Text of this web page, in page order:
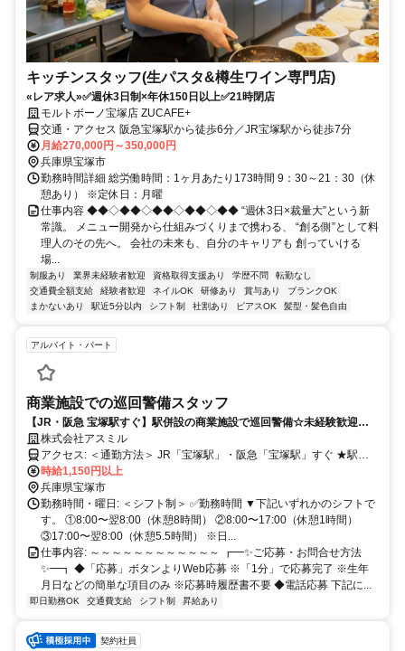
キッチンスタッフ(生パスタ&樽生ワイン専門店)
«レア求人»✅週休3日制×年休150日以上✅21時閉店
モルトボーノ宝塚店 ZUCAFE+
交通・アクセス 阪急宝塚駅から徒歩6分／JR宝塚駅から徒歩7分
月給270,000円～350,000円
兵庫県宝塚市
勤務時間詳細 総労働時間：1ヶ月あたり173時間 9：30～21：30（休
憩あり） ※定休日：月曜
仕事内容 ◆◆◇◆◆◇◆◆◇◆◆◇◆◆ “週休3日×裁量大”という新
常識。 メニュー開発から仕組みづくりまで携わる、 “創る側”として料
理人のその先へ。 会社の未来も、自分のキャリアも 創っていける
場...
制服あり 業界未経験者歓迎 資格取得支援あり 学歴不問
転勤なし
交通費全額支給
経験者歓迎 ネイルOK 研修あり 賞与あり
ブランクOK
まかないあり
駅近5分以内 シフト制 社割あり ピアスOK 髪型・髪色自由
アルバイト・パート
商業施設での巡回警備スタッフ
【JR・阪急 宝塚駅すぐ】駅併設の商業施設で巡回警備☆未経験歓迎・
週3日〜OK！長期で安定勤務◎
株式会社アスミル
アクセス: ＜通勤方法＞ JR「宝塚駅」・阪急「宝塚駅」すぐ ★駅併
設の商業施設で通勤ラクラク ★交通費実費支給
時給1,150円以上
兵庫県宝塚市
勤務時間・曜日: ＜シフト制＞ ✅勤務時間 ▼下記いずれかのシフトで
す。 ①8:00〜翌8:00（休憩8時間） ②8:00〜17:00（休憩1時間）
③17:00〜翌8:00（休憩5.5時間） ※日...
仕事内容: ～～～～～～～～～～～～ ┏━✨ご応募・お問合せ方法
✨━┓ ◆「応募」ボタンよりWeb応募 ※「1分」で応募完了 ※生年
月日などの簡単な項目のみ ※応募時履歴書不要 ◆電話応募 下記に...
即日勤務OK 交通費支給 シフト制 昇給あり
契約社員